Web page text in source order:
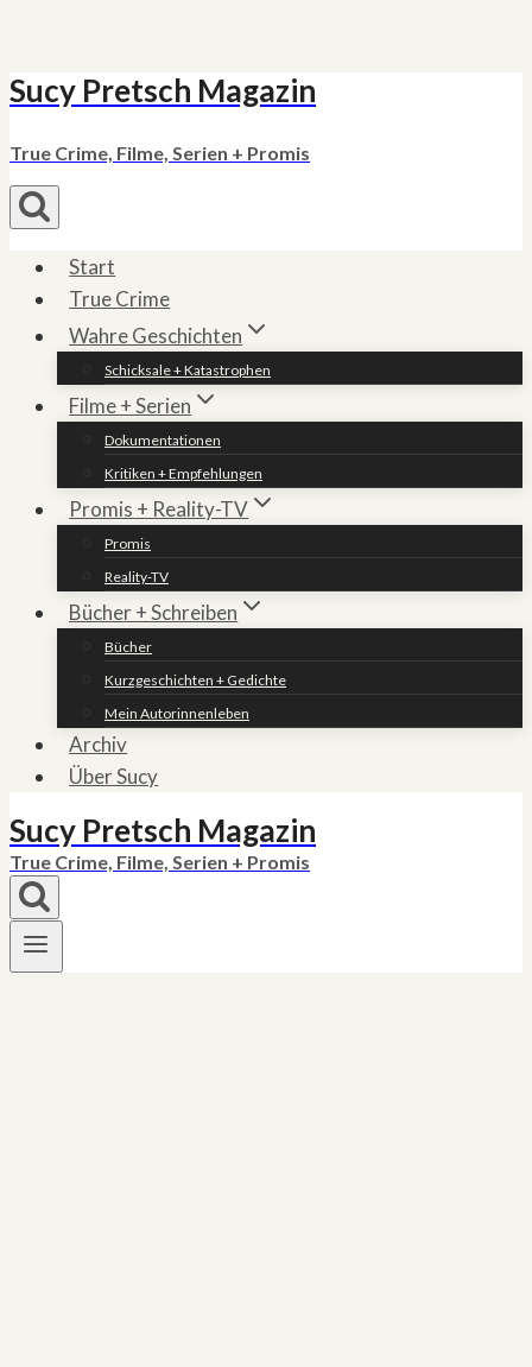
Zum
springen
Sucy Pretsch Magazin
True Crime, Filme, Serien + Promis
Start
True Crime
Wahre Geschichten
Schicksale + Katastrophen
Filme + Serien
Dokumentationen
Kritiken + Empfehlungen
Promis + Reality-TV
Promis
Reality-TV
Bücher + Schreiben
Bücher
Kurzgeschichten + Gedichte
Mein Autorinnenleben
Archiv
Über Sucy
Sucy Pretsch Magazin
True Crime, Filme, Serien + Promis